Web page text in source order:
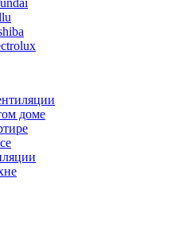
доме